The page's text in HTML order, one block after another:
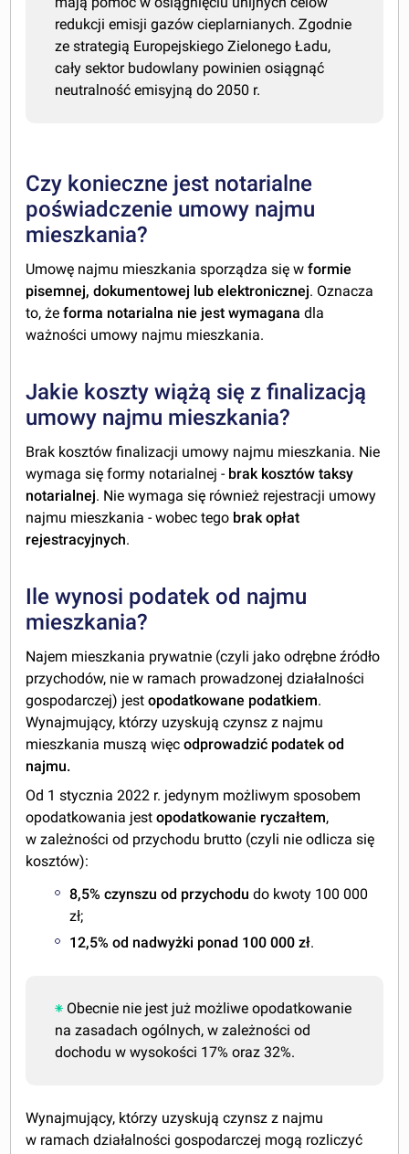
redukcji emisji gazów cieplarnianych. Zgodnie
ze strategią Europejskiego Zielonego Ładu,
cały sektor budowlany powinien osiągnąć
neutralność emisyjną do 2050 r.
Czy konieczne jest notarialne
poświadczenie umowy najmu
mieszkania?
Umowę najmu mieszkania sporządza się wformie
pisemnej, dokumentowej lub elektronicznej. Oznacza
to, że forma notarialna nie jest wymaganadla
ważności umowy najmu mieszkania.
Jakie koszty wiążą się z finalizacją
umowy najmu mieszkania?
Brak kosztów finalizacji umowy najmu mieszkania. Nie
wymaga się formy notarialnej - brak kosztów taksy
notarialnej. Nie wymaga się również rejestracji umowy
najmu mieszkania - wobec tego brak opłat
rejestracyjnych.
Ile wynosi podatek od najmu
mieszkania?
Najem mieszkania prywatnie (czyli jako odrębne źródło
przychodów, nie w ramach prowadzonej działalności
gospodarczej) jestopodatkowane podatkiem.
Wynajmujący, którzy uzyskują czynsz z najmu
mieszkania muszą więcodprowadzić podatek od
najmu.
Od 1 stycznia 2022 r. jedynym możliwym sposobem
opodatkowania jestopodatkowanie ryczałtem,
w zależności od przychodu brutto (czyli nie odlicza się
kosztów):
8,5% czynszu od przychodu do kwoty 100 000
zł;
12,5% od nadwyżki ponad 100 000 zł.
Obecnie nie jest już możliwe opodatkowanie
na zasadach ogólnych, w zależności od
dochodu w wysokości 17% oraz 32%.
Wynajmujący, którzy uzyskują czynsz z najmu
w ramach działalności gospodarczej mogą rozliczyć